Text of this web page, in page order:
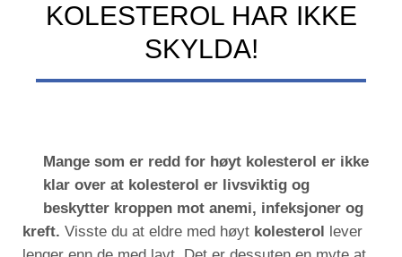
KOLESTEROL HAR IKKE
SKYLDA!
Mange som er redd for høyt kolesterol er ikke
klar over at kolesterol er livsviktig og
beskytter kroppen mot anemi, infeksjoner og
kreft. Visste du at eldre med høyt kolesterol lever